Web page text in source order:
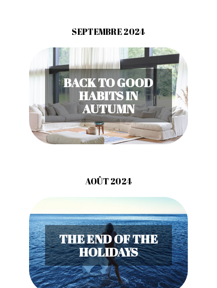
SEPTEMBRE 2024
BACK TO GOOD
HABITS IN
AUTUMN
AOÛT 2024
THE END OF THE
HOLIDAYS